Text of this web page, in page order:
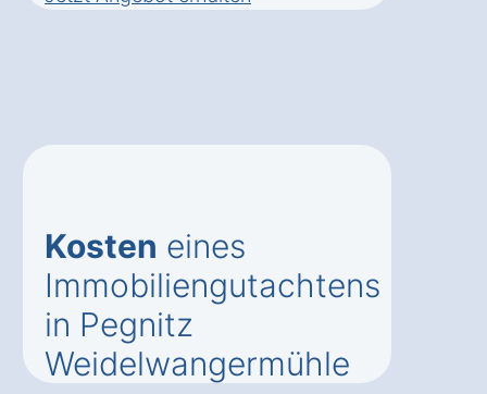
Kosten eines
Immobiliengutachtens
in Pegnitz
Weidelwangermühle